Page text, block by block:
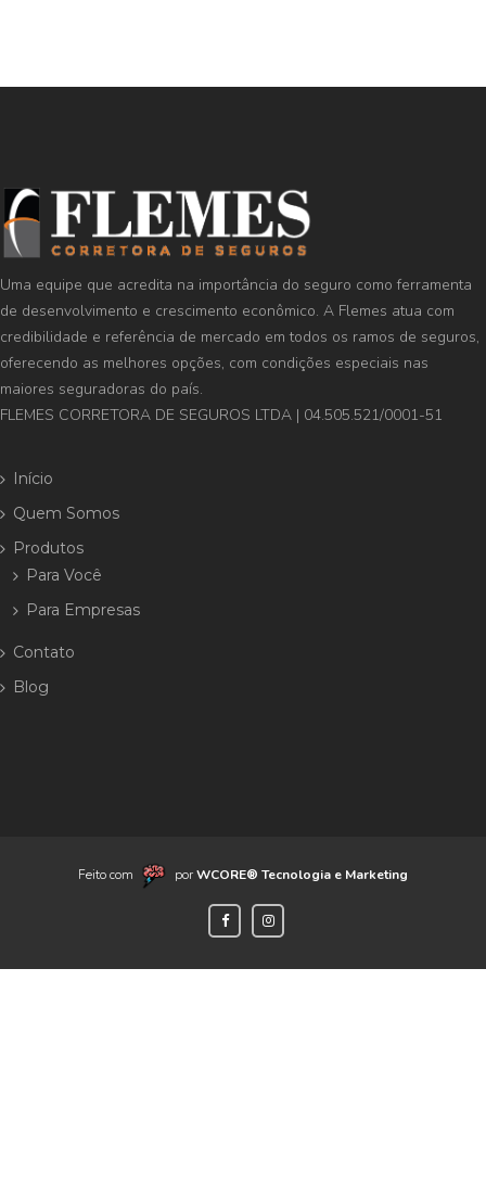
Uma equipe que acredita na importância do seguro como ferramenta
de desenvolvimento e crescimento econômico. A Flemes atua com
credibilidade e referência de mercado em todos os ramos de seguros,
oferecendo as melhores opções, com condições especiais nas
maiores seguradoras do país.
FLEMES CORRETORA DE SEGUROS LTDA | 04.505.521/0001-51
Início
Quem Somos
Produtos
Para Você
Para Empresas
Contato
Blog
Feito com porWCORE® Tecnologia e Marketing